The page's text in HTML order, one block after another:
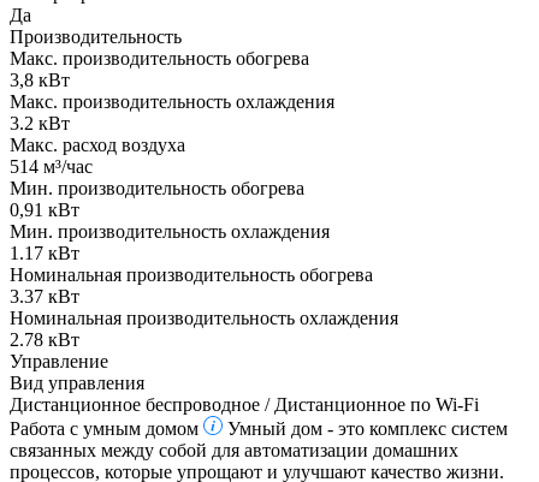
Да
Производительность
Макс. производительность обогрева
3,8 кВт
Макс. производительность охлаждения
3.2 кВт
Макс. расход воздуха
514 м³/час
Мин. производительность обогрева
0,91 кВт
Мин. производительность охлаждения
1.17 кВт
Номинальная производительность обогрева
3.37 кВт
Номинальная производительность охлаждения
2.78 кВт
Управление
Вид управления
Дистанционное беспроводное / Дистанционное по Wi-Fi
Работа с умным домом
Умный дом - это комплекс систем
связанных между собой для автоматизации домашних
процессов, которые упрощают и улучшают качество жизни.